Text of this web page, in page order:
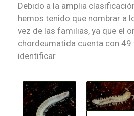
Debido a la amplia
hemos tenido que nombrar a
vez de las familias, ya que el
chordeumatida cuenta con
identificar.